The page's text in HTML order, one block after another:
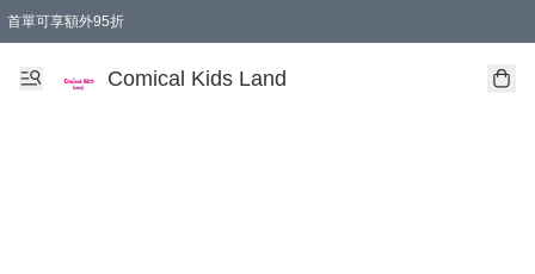
首單可享額外95折
Comical Kids Land